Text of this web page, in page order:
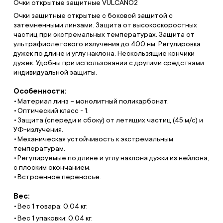
Очки открытые защитные VULCANO2
Очки защитные открытые с боковой защитой с
затемненными линзами. Защита от высокоскоростных
частиц при экстремальных температурах. Защита от
ультрафиолетового излучения до 400 нм. Регулировка
дужек по длине и углу наклона. Нескользящие кончики
дужек. Удобны при использовании с другими средствами
индивидуальной защиты.
Особенности:
Материал линз – монолитный поликарбонат.
Оптический класс - 1.
Защита (спереди и сбоку) от летящих частиц (45 м/с) и
УФ-излучения.
Механическая устойчивость к экстремальным
температурам.
Регулируемые по длине и углу наклона дужки из нейлона,
с плоским окончанием.
Встроенное переносье.
Вес:
Вес 1 товара: 0.04 кг.
Вес 1 упаковки: 0.04 кг.